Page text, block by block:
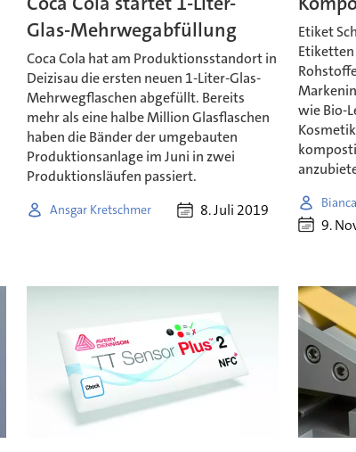
Glas-Mehrwegabfüllung
Coca Cola hat am Produktionsstandort in
Deizisau die ersten neuen 1-Liter-Glas-
Mehrwegflaschen abgefüllt. Bereits
mehr als eine halbe Million Glasflaschen
haben die Bänder der umgebauten
Produktionsanlage im Juni in zwei
Produktionsläufen passiert.
Ansgar Kretschmer 8. Juli 2019
Etiket
Etiketten
wie Bio-
9.